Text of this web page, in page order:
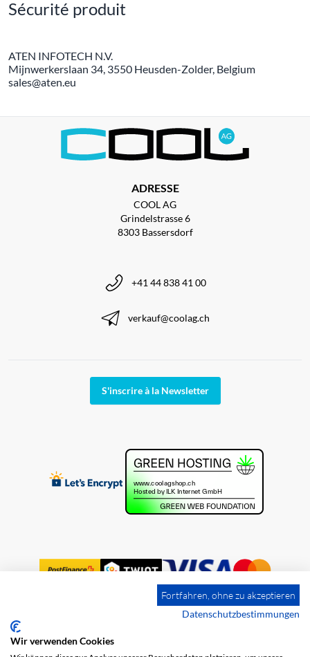
Sécurité produit
ATEN INFOTECH N.V.
Mijnwerkerslaan 34, 3550 Heusden-Zolder, Belgium
sales@aten.eu
ADRESSE
COOL AG
Grindelstrasse 6
8303 Bassersdorf
+41 44 838 41 00
verkauf@coolag.ch
S'inscrire à la Newsletter
Impression
Fortfahren, ohne zu akzeptieren
Datenschutzbestimmungen
Wir verwenden Cookies